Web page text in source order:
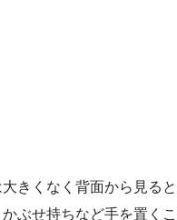
きくなく背面から見ると
ぶせ持ちなど手を置くこ